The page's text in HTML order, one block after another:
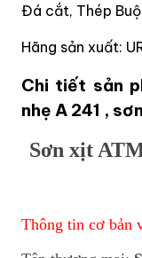
Đá cắt, Thép
Hãng sản xuất:
Chi tiết sản
nhẹ A 241 ,
Sơn xịt
Thông tin cơ bản